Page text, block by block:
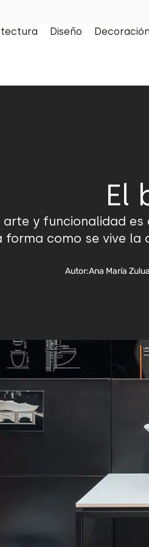
Diseño Decoración
El
arte y funcionalidad
como se vive la
Autor:Ana María